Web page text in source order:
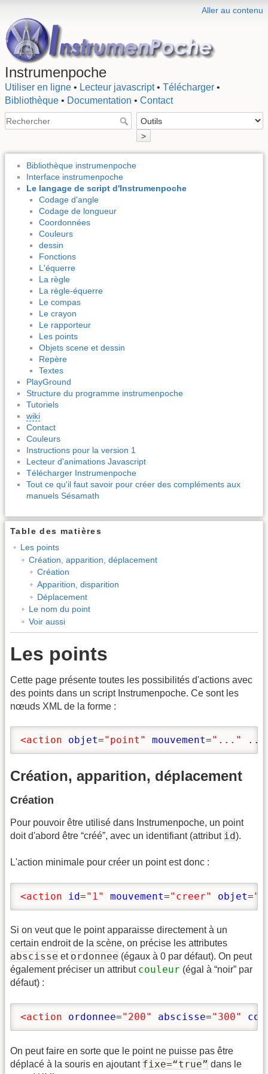
Aller au contenu
Instrumenpoche
Utiliser en ligne • Lecteur javascript• Télécharger •
Bibliothèque • Documentation • Contact
>
Bibliothèque instrumenpoche
Interface instrumenpoche
Le langage de script d'Instrumenpoche
Codage d'angle
Codage de longueur
Coordonnées
Couleurs
dessin
Fonctions
L'équerre
La règle
La règle-équerre
Le compas
Le crayon
Le rapporteur
Les points
Objets scene et dessin
Repère
Textes
PlayGround
Structure du programme instrumenpoche
Tutoriels
wiki
Contact
Couleurs
Instructions pour la version 1
Lecteur d'animations Javascript
Télécharger Instrumenpoche
Tout ce qu'il faut savoir pour créer des compléments aux
manuels Sésamath
Table des matières
Les points
Création, apparition, déplacement
Création
Apparition, disparition
Déplacement
Le nom du point
Voir aussi
Les points
Cette page présente toutes les possibilités d'actions avec
des points dans un script Instrumenpoche. Ce sont les
nœuds XML de la forme :
<action objet="point" mouvement="..."
Création, apparition, déplacement
Création
Pour pouvoir être utilisé dans Instrumenpoche, un point
doit d'abord être “créé”, avec un identifiant (attribut id).
L'action minimale pour créer un point est donc :
<action id="1" mouvement="creer" objet=
Si on veut que le point apparaisse directement à un
certain endroit de la scène, on précise les attributes
abscisse et ordonnee (égaux à 0 par défaut). On peut
également préciser un attribut couleur (égal à “noir” par
défaut) :
<action ordonnee="200" abscisse="300"
On peut faire en sorte que le point ne puisse pas être
déplacé à la souris en ajoutant fixe=“true” dans le